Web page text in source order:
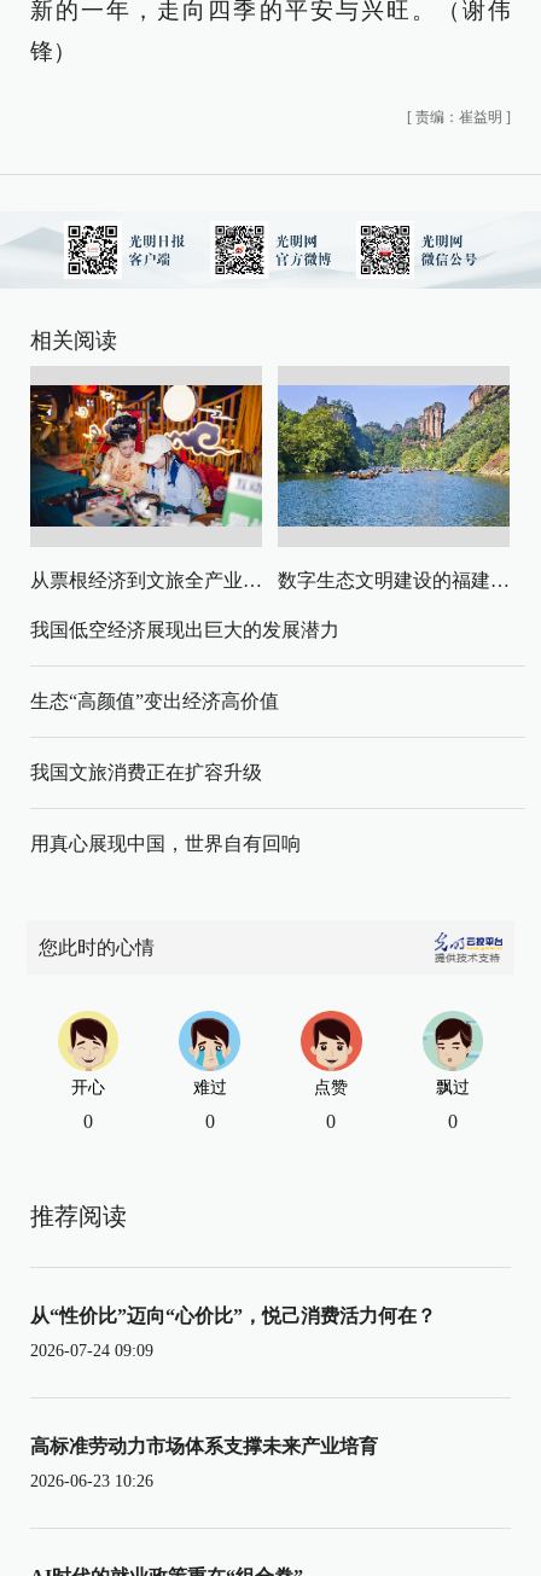
新的一年，走向四季的平安与兴旺。（谢伟
锋）
[ 责编：崔益明 ]
相关阅读
从票根经济到文旅全产业链升级 数字生态文明建设的福建路径与启示
我国低空经济展现出巨大的发展潜力
生态“高颜值”变出经济高价值
我国文旅消费正在扩容升级
用真心展现中国，世界自有回响
您此时的心情
开心
0
难过
0
点赞
0
飘过
0
推荐阅读
从“性价比”迈向“心价比”，悦己消费活力何在？
2026-07-24 09:09
高标准劳动力市场体系支撑未来产业培育
2026-06-23 10:26